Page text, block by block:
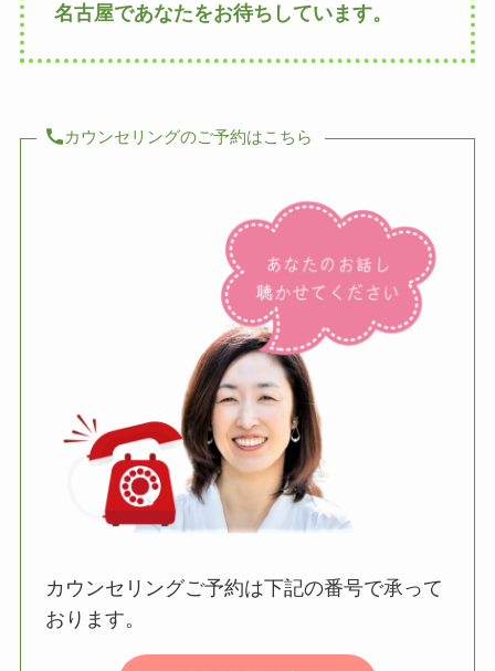
名古屋であなたをお待ちしています。
カウンセリングのご予約はこちら
カウンセリングご予約は下記の番号で承って
おります。